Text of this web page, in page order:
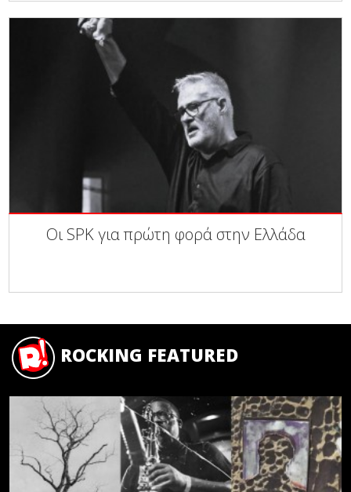
Οι SPK για πρώτη φορά στην Ελλάδα
ROCKING FEATURED